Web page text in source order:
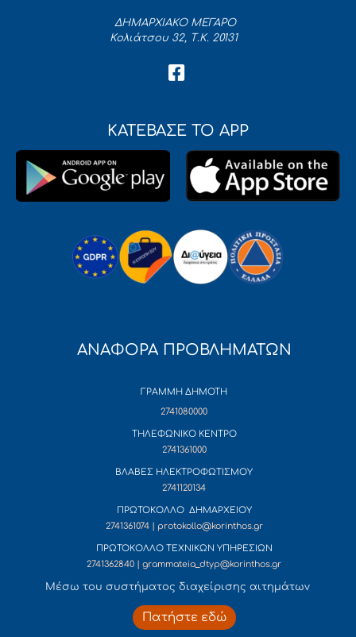
ΔΗΜΑΡΧΙΑΚΟ ΜΕΓΑΡΟ
Κολιάτσου 32, Τ.Κ. 20131
ΚΑΤΕΒΑΣΕ ΤΟ APP
ΑΝΑΦΟΡΑ ΠΡΟΒΛΗΜΑΤΩΝ
ΓΡΑΜΜΗ ΔΗΜΟΤΗ
2741080000
ΤΗΛΕΦΩΝΙΚΟ ΚΕΝΤΡΟ
2741361000
ΒΛΑΒΕΣ ΗΛΕΚΤΡΟΦΩΤΙΣΜΟΥ
2741120134
ΠΡΩΤΟΚΟΛΛΟ ΔΗΜΑΡΧΕΙΟΥ
2741361074 | protokollo@korinthos.gr
ΠΡΩΤΟΚΟΛΛΟ ΤΕΧΝΙΚΩΝ ΥΠΗΡΕΣΙΩΝ
2741362840 | grammateia_dtyp@korinthos.gr
Mέσω του συστήματος διαχείρισης αιτημάτων
Πατήστε εδώ